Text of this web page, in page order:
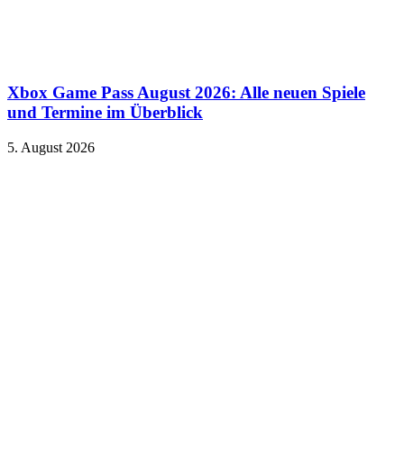
Xbox Game Pass August 2026: Alle neuen Spiele
und Termine im Überblick
5. August 2026